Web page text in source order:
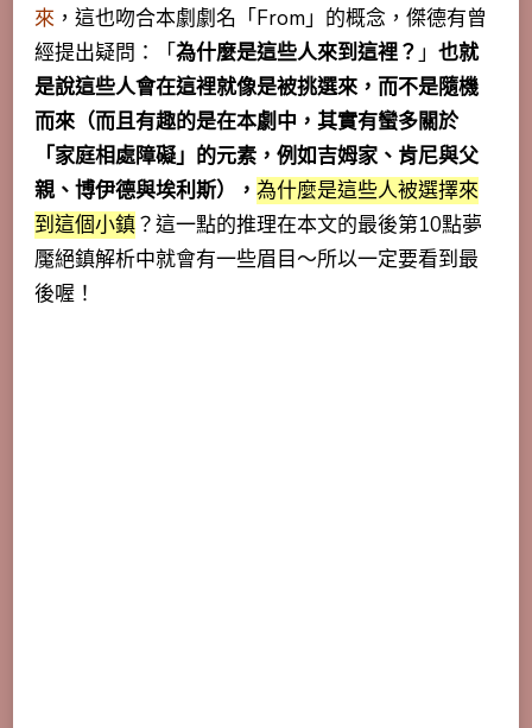
來 ，這也吻合本劇劇名「From」的概念，傑德有曾
經提出疑問：「為什麼是這些人來到這裡？」 也就
是說這些人會在這裡就像是被挑選來，而不是隨機
而來（而且有趣的是在本劇中，其實有蠻多關於
「家庭相處障礙」的元素，例如吉姆家、肯尼與父
親、博伊德與埃利斯）， 為什麼是這些人被選擇來
到這個小鎮？這一點的推理在本文的最後第10點夢
魘絕鎮解析中就會有一些眉目～所以一定要看到最
後喔！